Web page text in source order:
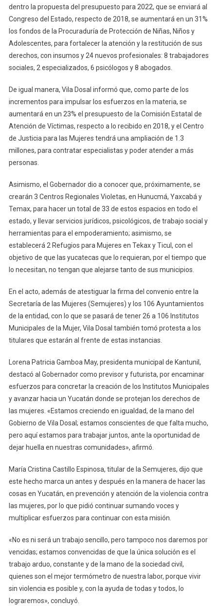
dentro la propuesta del presupuesto para 2022, que se enviará al
Congreso del Estado, respecto de 2018, se aumentará en un 31%
los fondos de la Procuraduría de Protección de Niñas, Niños y
Adolescentes, para fortalecer la atención y la restitución de sus
derechos, con insumos y 24 nuevos profesionales: 8 trabajadores
sociales, 2 especializados, 6 psicólogos y 8 abogados.
De igual manera, Vila Dosal informó que, como parte de los
incrementos para impulsar los esfuerzos en la materia, se
aumentará en un 23% el presupuesto de la Comisión Estatal de
Atención de Víctimas, respecto a lo recibido en 2018, y el Centro
de Justicia para las Mujeres tendrá una ampliación de 1.3
millones, para contratar especialistas y poder atender a más
personas.
Asimismo, el Gobernador dio a conocer que, próximamente, se
crearán 3 Centros Regionales Violetas, en Hunucmá, Yaxcabá y
Temax, para hacer un total de 33 de estos espacios en todo el
estado, y llevar servicios jurídicos, psicológicos, de trabajo social y
herramientas para el empoderamiento; asimismo, se
establecerá 2 Refugios para Mujeres en Tekax y Ticul, con el
objetivo de que las yucatecas que lo requieran, por el tiempo que
lo necesitan, no tengan que alejarse tanto de sus municipios.
En el acto, además de atestiguar la firma del convenio entre la
Secretaría de las Mujeres (Semujeres) y los 106 Ayuntamientos
de la entidad, con lo que se pasará de tener 26 a 106 Institutos
Municipales de la Mujer, Vila Dosal también tomó protesta a los
titulares que estarán al frente de estas instancias.
Lorena Patricia Gamboa May, presidenta municipal de Kantunil,
destacó al Gobernador como previsor y futurista, por encaminar
esfuerzos para concretar la creación de los Institutos Municipales
y avanzar hacia un Yucatán donde se protejan los derechos de
las mujeres. «Estamos creciendo en igualdad, de la mano del
Gobierno de Vila Dosal; estamos conscientes de que falta mucho,
pero aquí estamos para trabajar juntos, ante la oportunidad de
dejar huella en nuestras comunidades», afirmó.
María Cristina Castillo Espinosa, titular de la Semujeres, dijo que
este hecho marca un antes y después en la manera de hacer las
cosas en Yucatán, en prevención y atención de la violencia contra
las mujeres, por lo que pidió continuar sumando voces y
multiplicar esfuerzos para continuar con esta misión.
«No es ni será un trabajo sencillo, pero tampoco nos daremos por
vencidas; estamos convencidas de que la única solución es el
trabajo arduo, constante y de la mano de la sociedad civil,
quienes son el mejor termómetro de nuestra labor, porque vivir
sin violencia es posible y, con la ayuda de todas y todos, lo
lograremos», concluyó.